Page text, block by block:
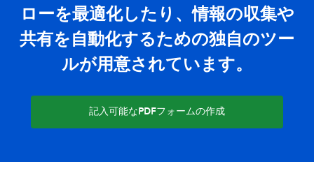
フォームフィールドのレビューと編集
必要に応じて、自動的に検出されたフォームフィールドを調整
します。
必要に応じて、適切なツールを選択して新しいフィールドを追
加します。
フィールドのプロパティを調整
フォームフィールドを右クリックして、名前、サイズ、検証な
どのプロパティを設定します。
ローを最適化したり、情報の収集や
共有を自動化するための独自のツー
ルが用意されています。
記入可能なPDFフォームの作成